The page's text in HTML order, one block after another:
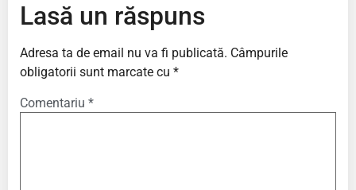
Lasă un răspuns
Adresa ta de email nu va fi publicată. Câmpurile
obligatorii sunt marcate cu *
Comentariu *